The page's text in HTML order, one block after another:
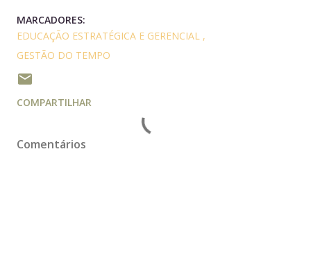
MARCADORES:
EDUCAÇÃO ESTRATÉGICA E GERENCIAL
GESTÃO DO TEMPO
COMPARTILHAR
Comentários